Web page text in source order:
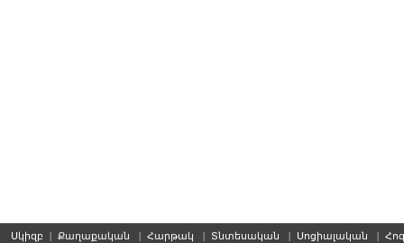
Սկիզբ | Քաղաքական | Հարթակ | Տնտեսական | Սոցիալական |